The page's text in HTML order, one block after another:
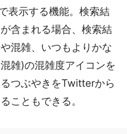
表示する機能。検索結
含まれる場合、検索結
混雑、いつもよりかな
雑)の混雑度アイコンを
つぶやきをTwitterから
こともできる。